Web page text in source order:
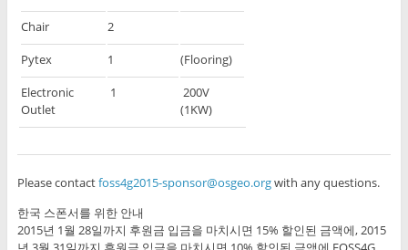
Chair
2
Pytex
1
(Flooring)
Electronic
Outlet
1
200V
(1KW)
Please contactfoss4g2015-sponsor@osgeo.orgwith any questions.
한국 스폰서를 위한 안내
2015년 1월 28일까지 후원금 입금을 마치시면 15% 할인된 금액에, 2015